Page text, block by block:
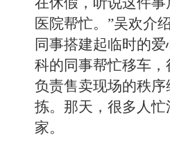
医院帮忙。”吴欢介
同事搭建起临时的
科的同事帮忙移车
负责售卖现场的秩
拣。那天，很多人忙
家。